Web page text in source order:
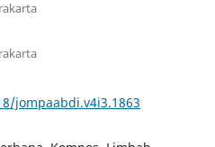
jompaabdi.v4i3.1863